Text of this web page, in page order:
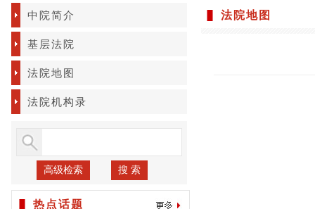
中院简介
基层法院
法院地图
法院机构录
高级检索 搜 索
热点话题
法院地图